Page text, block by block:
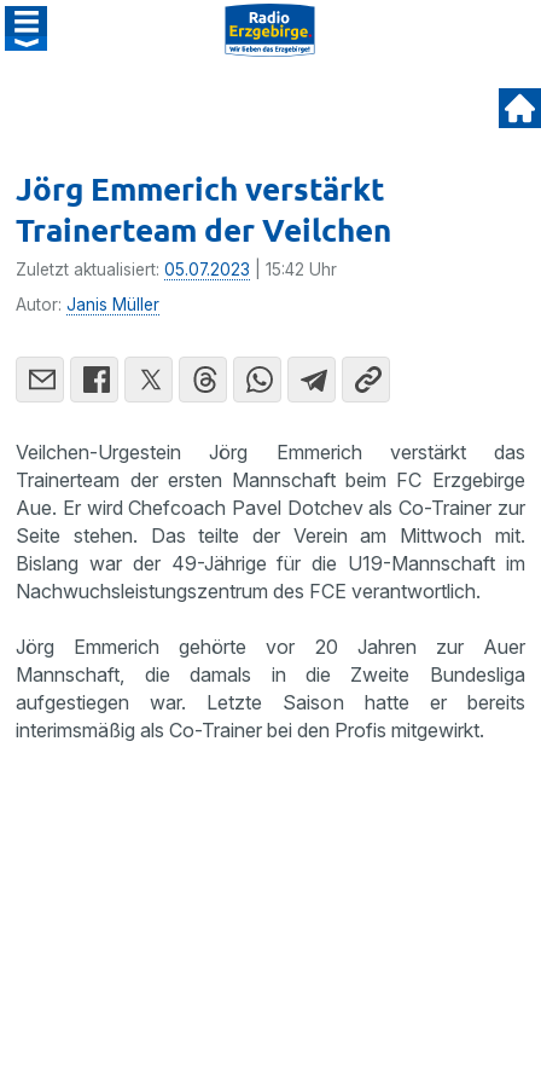
Jörg Emmerich verstärkt
Trainerteam der Veilchen
Zuletzt aktualisiert:05.07.2023 | 15:42 Uhr
Autor:Janis Müller
Veilchen-Urgestein Jörg Emmerich verstärkt das
Trainerteam der ersten Mannschaft beim FC Erzgebirge
Aue. Er wird Chefcoach Pavel Dotchev als Co-Trainer zur
Seite stehen. Das teilte der Verein am Mittwoch mit.
Bislang war der 49-Jährige für die U19-Mannschaft im
Nachwuchsleistungszentrum des FCE verantwortlich.
Jörg Emmerich gehörte vor 20 Jahren zur Auer
Mannschaft, die damals in die Zweite Bundesliga
aufgestiegen war. Letzte Saison hatte er bereits
interimsmäßig als Co-Trainer bei den Profis mitgewirkt.